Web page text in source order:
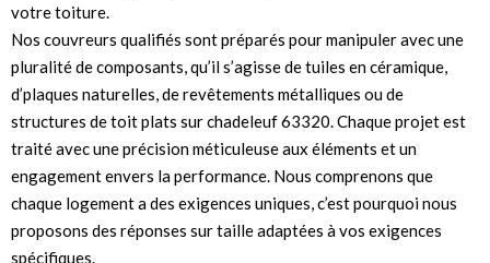
votre toiture.
Nos couvreurs qualifiés sont préparés pour manipuler avec une
pluralité de composants, qu’il s’agisse de tuiles en céramique,
d’plaques naturelles, de revêtements métalliques ou de
structures de toit plats sur chadeleuf 63320. Chaque projet est
traité avec une précision méticuleuse aux éléments et un
engagement envers la performance. Nous comprenons que
chaque logement a des exigences uniques, c’est pourquoi nous
proposons des réponses sur taille adaptées à vos exigences
spécifiques.